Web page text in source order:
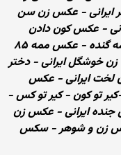
ایرانی - عکس زن سن
- عکس کون دادن
ایرانی - عکس کس دادن ایرانی - عکس ممه گنده - عکس ممه ۸۵
خوشگل ایرانی - دختر
لخت ایرانی - عکس
تو کون - کیر تو کس -
ایرانی - عکس زن
زن و شوهر - سکس